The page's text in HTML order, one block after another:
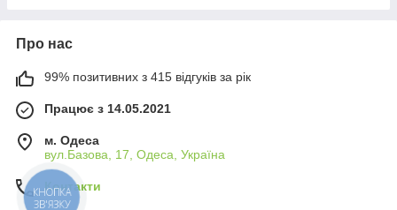
Про нас
99% позитивних з 415 відгуків за рік
Працює з 14.05.2021
м. Одеса
вул.Базова, 17, Одеса, Україна
Контакти
КНОПКА
ЗВ'ЯЗКУ